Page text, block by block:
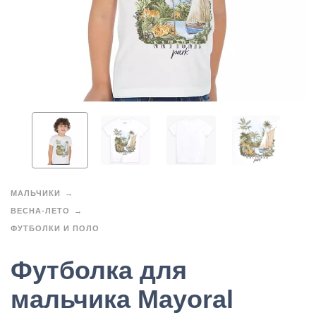
МАЛЬЧИКИ
ВЕСНА-ЛЕТО
ФУТБОЛКИ И ПОЛО
Футболка для
мальчика Mayoral